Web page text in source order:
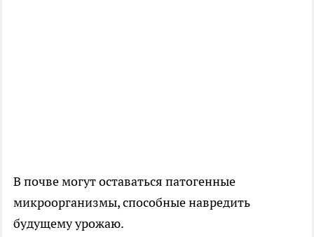
В почве могут оставаться патогенные
микроорганизмы, способные навредить
будущему урожаю.